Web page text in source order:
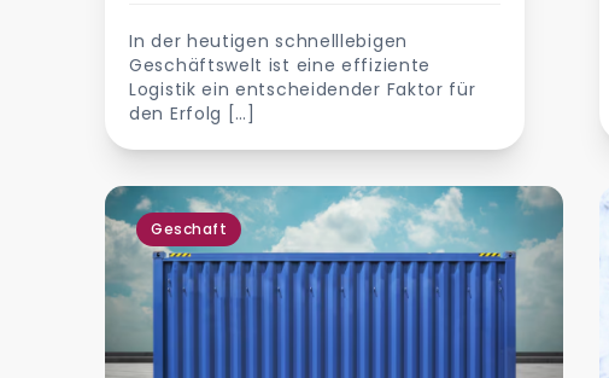
In der heutigen schnelllebigen
Geschäftswelt ist eine effiziente
Logistik ein entscheidender Faktor für
den Erfolg […]
Geschaft